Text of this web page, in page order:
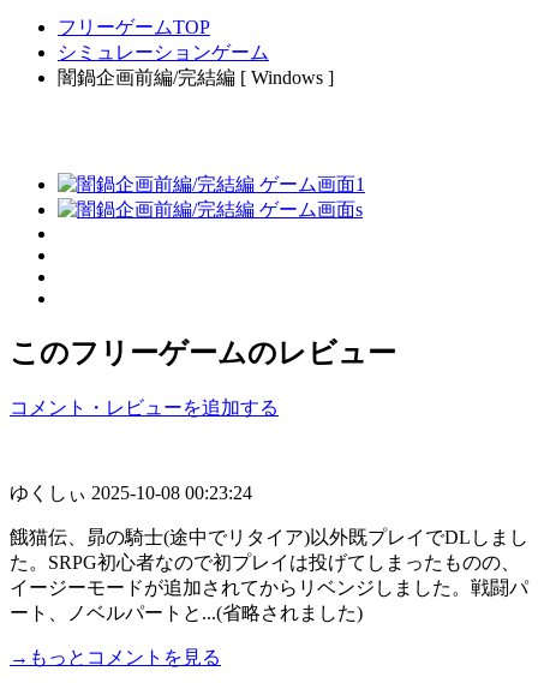
フリーゲームTOP
シミュレーションゲーム
闇鍋企画前編/完結編 [ Windows ]
このフリーゲームのレビュー
コメント・レビューを追加する
ゆくしぃ 2025-10-08 00:23:24
餓猫伝、昴の騎士(途中でリタイア)以外既プレイでDLしまし
た。SRPG初心者なので初プレイは投げてしまったものの、
イージーモードが追加されてからリベンジしました。戦闘パ
ート、ノベルパートと...(省略されました)
→もっとコメントを見る